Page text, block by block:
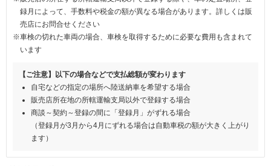
録月によって、手数料や税金の額が異なる場合があります。詳しくは販
売店にお問合せください
※車検の切れた車両の場合、車検を取得するために必要な費用も含まれて
います
【ご注意】以下の場合などで支払総額が変わります
自宅などの指定の場所へ陸送納車を希望する場合
販売店所在地の所轄運輸支局以外で登録する場合
商談～契約～登録の間に「登録月」がずれる場合
（登録月が3月から4月にずれる場合は自動車税の額が大きく上がり
ます）